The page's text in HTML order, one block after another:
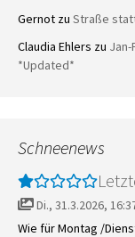
Gernot zu Straße
Claudia Ehlers zu
*Updated*
Schneenews
Di., 31.3.2026,
Wie für Montag /